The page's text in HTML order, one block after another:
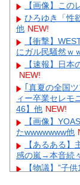
【画像】こ
ひろゆき「性
他 NEW!
【衝撃】
にガル民騒然ｗ
【速報】日
NEW!
｢真夏の全国
ィー卒業セレモ
46】他 NEW!
【画像】
たwwwwwww他
【あるある
感の嵐→本音続
【物議】”子